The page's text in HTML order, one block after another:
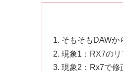
そもそもDAWか
現象1：RX7の
現象2：Rx7で修